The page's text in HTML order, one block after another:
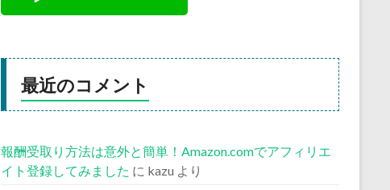
最近のコメント
報酬受取り方法は意外と簡単！Amazon.comでアフィリエ
イト登録してみました に kazu より